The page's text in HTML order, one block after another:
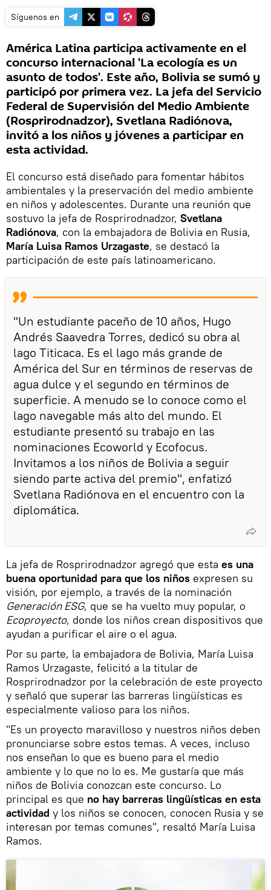
Síguenos en
América Latina participa activamente en el
concurso internacional 'La ecología es un
asunto de todos'. Este año, Bolivia se sumó y
participó por primera vez. La jefa del Servicio
Federal de Supervisión del Medio Ambiente
(Rosprirodnadzor), Svetlana Radiónova,
invitó a los niños y jóvenes a participar en
esta actividad.
El concurso está diseñado para fomentar hábitos
ambientales y la preservación del medio ambiente
en niños y adolescentes. Durante una reunión que
sostuvo la jefa de Rosprirodnadzor, Svetlana
Radiónova, con la embajadora de Bolivia en Rusia,
María Luisa Ramos Urzagaste, se destacó la
participación de este país latinoamericano.
"Un estudiante paceño de 10 años, Hugo
Andrés Saavedra Torres, dedicó su obra al
lago Titicaca. Es el lago más grande de
América del Sur en términos de reservas de
agua dulce y el segundo en términos de
superficie. A menudo se lo conoce como el
lago navegable más alto del mundo. El
estudiante presentó su trabajo en las
nominaciones Ecoworld y Ecofocus.
Invitamos a los niños de Bolivia a seguir
siendo parte activa del premio", enfatizó
Svetlana Radiónova en el encuentro con la
diplomática.
La jefa de Rosprirodnadzor agregó que esta es una
buena oportunidad para que los niños expresen su
visión, por ejemplo, a través de la nominación
Generación ESG, que se ha vuelto muy popular, o
Ecoproyecto, donde los niños crean dispositivos que
ayudan a purificar el aire o el agua.
Por su parte, la embajadora de Bolivia, María Luisa
Ramos Urzagaste, felicitó a la titular de
Rosprirodnadzor por la celebración de este proyecto
y señaló que superar las barreras lingüísticas es
especialmente valioso para los niños.
"Es un proyecto maravilloso y nuestros niños deben
pronunciarse sobre estos temas. A veces, incluso
nos enseñan lo que es bueno para el medio
ambiente y lo que no lo es. Me gustaría que más
niños de Bolivia conozcan este concurso. Lo
principal es que no hay barreras lingüísticas en esta
actividad y los niños se conocen, conocen Rusia y se
interesan por temas comunes", resaltó María Luisa
Ramos.